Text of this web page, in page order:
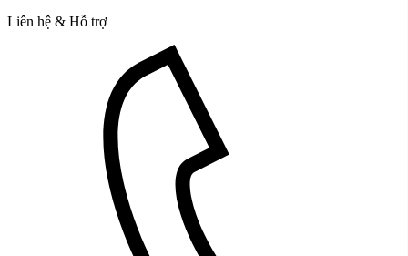
Liên hệ & Hỗ trợ